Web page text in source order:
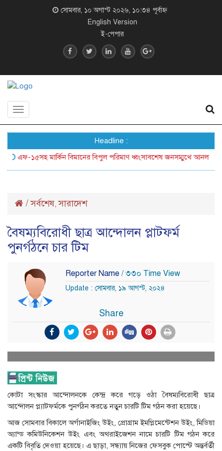
সোমবার, ১০ অগাস্ট ২০২৬, ১০:৩৪ পূর্বাহ্ন
English Version
ই-পেপার
Toggle
Headline :
১৫সহ মার্কিন বিমানের বিপুল পরিমাণ ধ্বংসাবশেষ জনসম্মুখে আনল ইরান
/সর্বশেষ,সারাদেশ
বৈষম্যবিরোধী ছাত্র আন্দোলন প্লাটফর্ম
পুনর্গঠনে চার টিম
Reporter Name / ৩৩০ Time View
Update : সোমবার, ১৯ আগস্ট, ২০২৪
Share
কোটা সংস্কার আন্দোলনকে কেন্দ্র করে গড়ে ওঠা বৈষম্যবিরোধী ছাত্র
আন্দোলন প্ল্যাটফর্মকে পুনর্গঠন করতে নতুন চারটি টিম গঠন করা হয়েছে।
আজ সোমবার বিকালে অর্গানাইজিং উইং, প্রোগ্রাম ইমপ্লিমেন্টেশন উইং, মিডিয়া
অ্যান্ড কমিউনিকেশন উইং এবং অথরাইজেশন নামে চারটি টিম গঠন করে
একটি বিবৃতি দেওয়া হয়েছে। এ ছাড়া, সন্ধ্যায় নিজের ফেসবুক পোস্টে অন্তর্বর্তী